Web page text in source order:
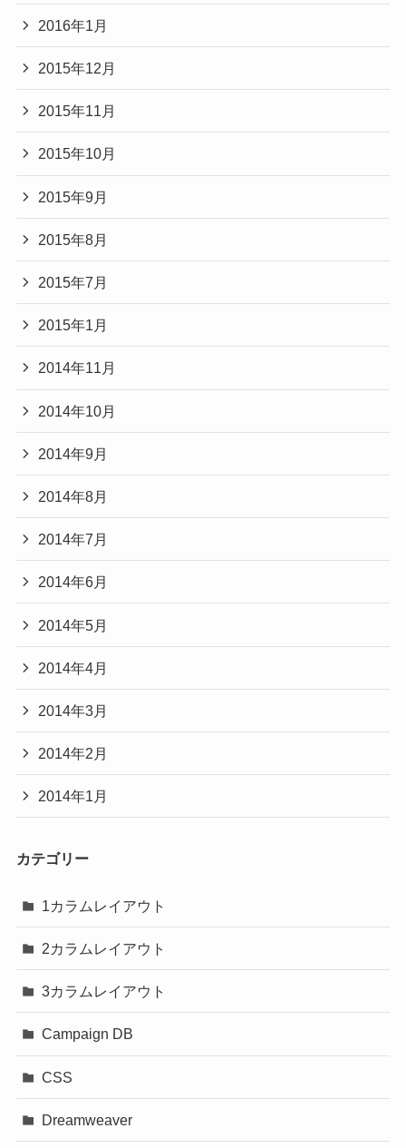
2016年1月
2015年12月
2015年11月
2015年10月
2015年9月
2015年8月
2015年7月
2015年1月
2014年11月
2014年10月
2014年9月
2014年8月
2014年7月
2014年6月
2014年5月
2014年4月
2014年3月
2014年2月
2014年1月
カテゴリー
1カラムレイアウト
2カラムレイアウト
3カラムレイアウト
Campaign DB
CSS
Dreamweaver